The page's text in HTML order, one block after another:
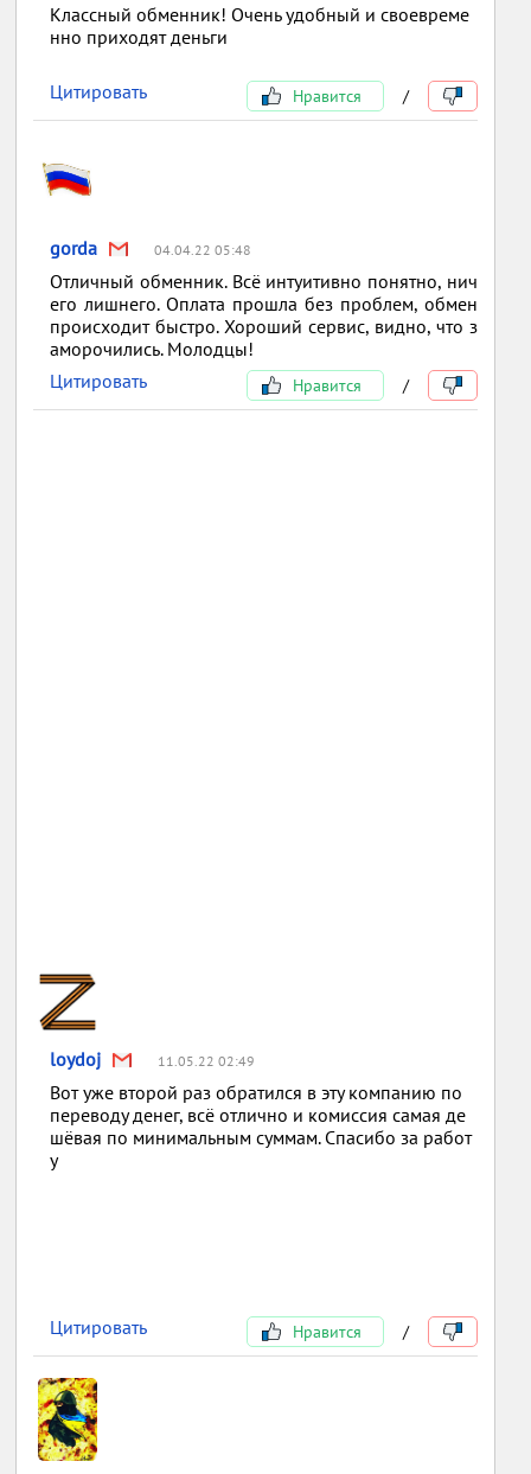
Классный обменник! Очень удобный и своевреме
нно приходят деньги
Цитировать Нравится /
gorda 04.04.22 05:48
Отличный обменник. Всё интуитивно понятно, нич
его лишнего. Оплата прошла без проблем, обмен
происходит быстро. Хороший сервис, видно, что з
аморочились. Молодцы!
Цитировать
Нравится /
loydoj 11.05.22 02:49
Вот уже второй раз обратился в эту компанию по
переводу денег, всё отлично и комиссия самая де
шёвая по минимальным суммам. Спасибо за работ
у
Цитировать Нравится /